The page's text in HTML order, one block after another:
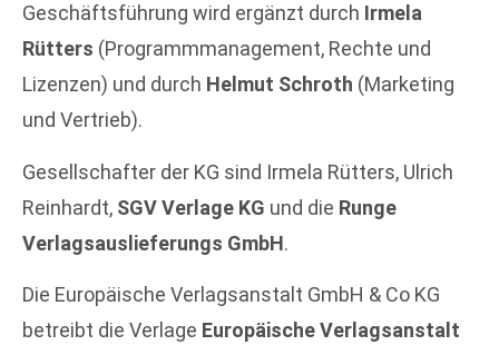
Geschäftsführung wird ergänzt durch Irmela
Rütters (Programmmanagement, Rechte und
Lizenzen) und durch Helmut Schroth (Marketing
und Vertrieb).
Gesellschafter der KG sind Irmela Rütters, Ulrich
Reinhardt, SGV Verlage KG und die Runge
Verlagsauslieferungs GmbH.
Die Europäische Verlagsanstalt GmbH & Co KG
betreibt die Verlage Europäische Verlagsanstalt